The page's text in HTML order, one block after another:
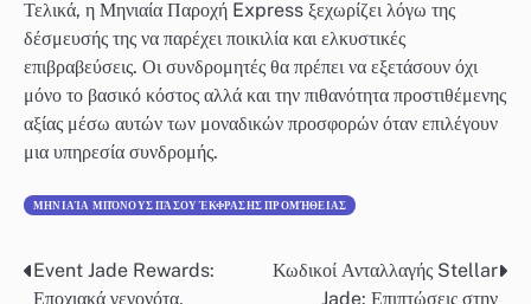
Τελικά, η Μηνιαία Παροχή Express ξεχωρίζει λόγω της
δέσμευσής της να παρέχει ποικιλία και ελκυστικές
επιβραβεύσεις. Οι συνδρομητές θα πρέπει να εξετάσουν όχι
μόνο το βασικό κόστος αλλά και την πιθανότητα προστιθέμενης
αξίας μέσω αυτών των μοναδικών προσφορών όταν επιλέγουν
μια υπηρεσία συνδρομής.
ΜΗΝΙΑΊΑ ΜΠΌΝΟΥΣ ΠΆΣΟΥ ΈΚΦΡΑΣΗΣ ΠΡΟΜΉΘΕΙΑΣ
Post
Event Jade Rewards:
Εποχιακά γεγονότα,
Κωδικοί Ανταλλαγής Stellar
Jade: Επιπτώσεις στην